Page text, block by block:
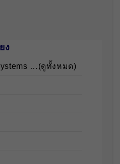
ง
…(ดูทั้งหมด)